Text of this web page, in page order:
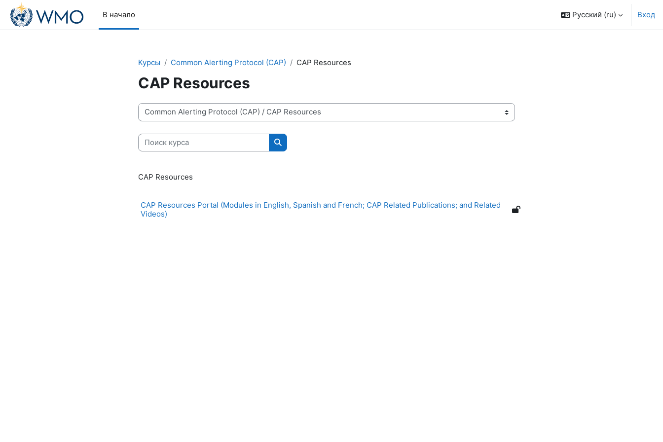
Перейти к основному содержанию
В начало
Русский ‎(ru)‎ Вход
Курсы Common Alerting Protocol (CAP) CAP Resources
CAP Resources
Категории курсов
Поиск курса
Поиск курса
CAP Resources
CAP Resources Portal (Modules in English, Spanish and French; CAP Related Publications; and Related
Videos)